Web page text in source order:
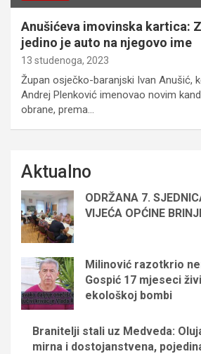
Anušićeva imovinska kartica:
jedino je auto na njegovo ime
13 studenoga, 2023
Župan osječko-baranjski Ivan Anušić,
Andrej Plenković imenovao novim
obrane, prema…
Aktualno
ODRŽANA 7.
VIJEĆA OPĆINE
Milinović razotkrio
Gospić 17 mjeseci
ekološkoj bombi
Branitelji stali uz Medveda:
mirna i dostojanstvena,